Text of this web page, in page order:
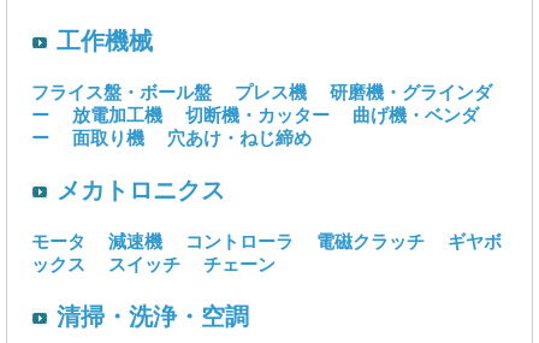
工作機械
フライス盤・ボール盤 プレス機
研磨機・グラインダ
ー
放電加工機 切断機・カッター
曲げ機・ベンダ
ー
面取り機 穴あけ・ねじ締め
メカトロニクス
モータ 減速機 コントローラ 電磁クラッチ
ギヤボ
ックス
スイッチ チェーン
清掃・洗浄・空調